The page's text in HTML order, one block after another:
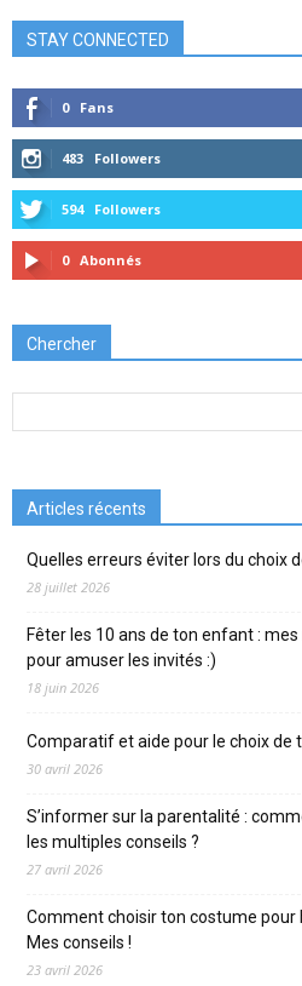
STAY CONNECTED
0 Fans
483 Followers
594 Followers
0 Abonnés
Chercher
Articles récents
Quelles erreurs éviter lors du choix
28 juillet 2026
Fêter les 10 ans de ton enfant :
pour amuser les invités :)
18 juin 2026
Comparatif et aide pour le choix de
30 avril 2026
S’informer sur la parentalité :
les multiples conseils ?
27 avril 2026
Comment choisir ton costume
Mes conseils !
23 avril 2026